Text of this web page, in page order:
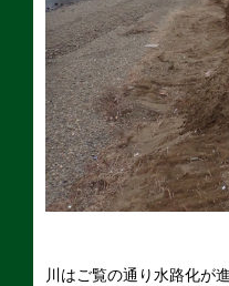
川はご覧の通り水路化が